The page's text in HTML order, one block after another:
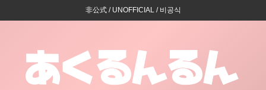
非公式 / UNOFFICIAL / 비공식